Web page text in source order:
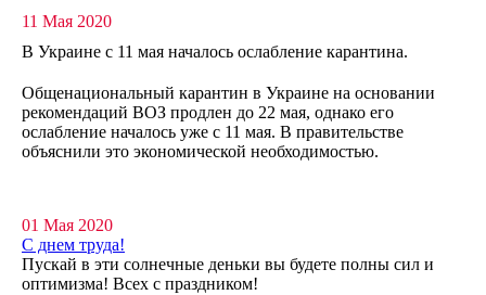
11 Мая 2020
В Украине с 11 мая началось ослабление карантина.
Общенациональный карантин в Украине на основании
рекомендаций ВОЗ продлен до 22 мая, однако его
ослабление началось уже с 11 мая. В правительстве
объяснили это экономической необходимостью.
01 Мая 2020
С днем труда!
Пускай в эти солнечные деньки вы будете полны сил и
оптимизма! Всех с праздником!